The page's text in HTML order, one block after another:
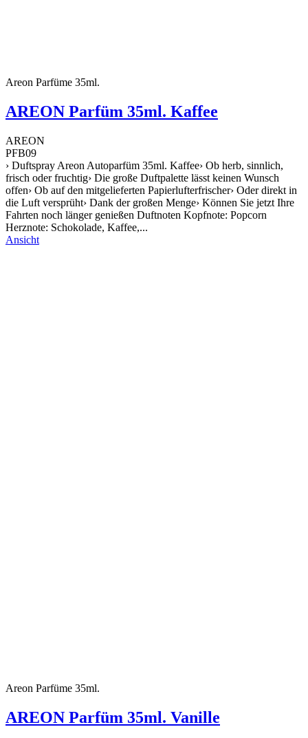
Areon Parfüme 35ml.
AREON Parfüm 35ml. Kaffee
AREON
PFB09
› Duftspray Areon Autoparfüm 35ml. Kaffee› Ob herb, sinnlich,
frisch oder fruchtig› Die große Duftpalette lässt keinen Wunsch
offen› Ob auf den mitgelieferten Papierlufterfrischer› Oder direkt in
die Luft versprüht› Dank der großen Menge› Können Sie jetzt Ihre
Fahrten noch länger genießen Duftnoten Kopfnote: Popcorn
Herznote: Schokolade, Kaffee,...
Ansicht
Areon Parfüme 35ml.
AREON Parfüm 35ml. Vanille